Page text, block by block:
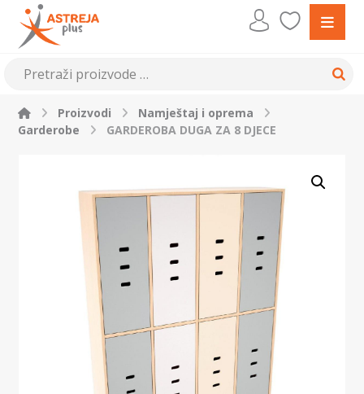
Proizvodi
Namještaj i oprema
Garderobe
GARDEROBA DUGA ZA 8 DJECE